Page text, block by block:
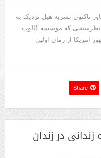
تاکنون نشریه هیل نزدیک به
که موسسه گالوپ
آمریکا از زمان اولین
Share
در زندان